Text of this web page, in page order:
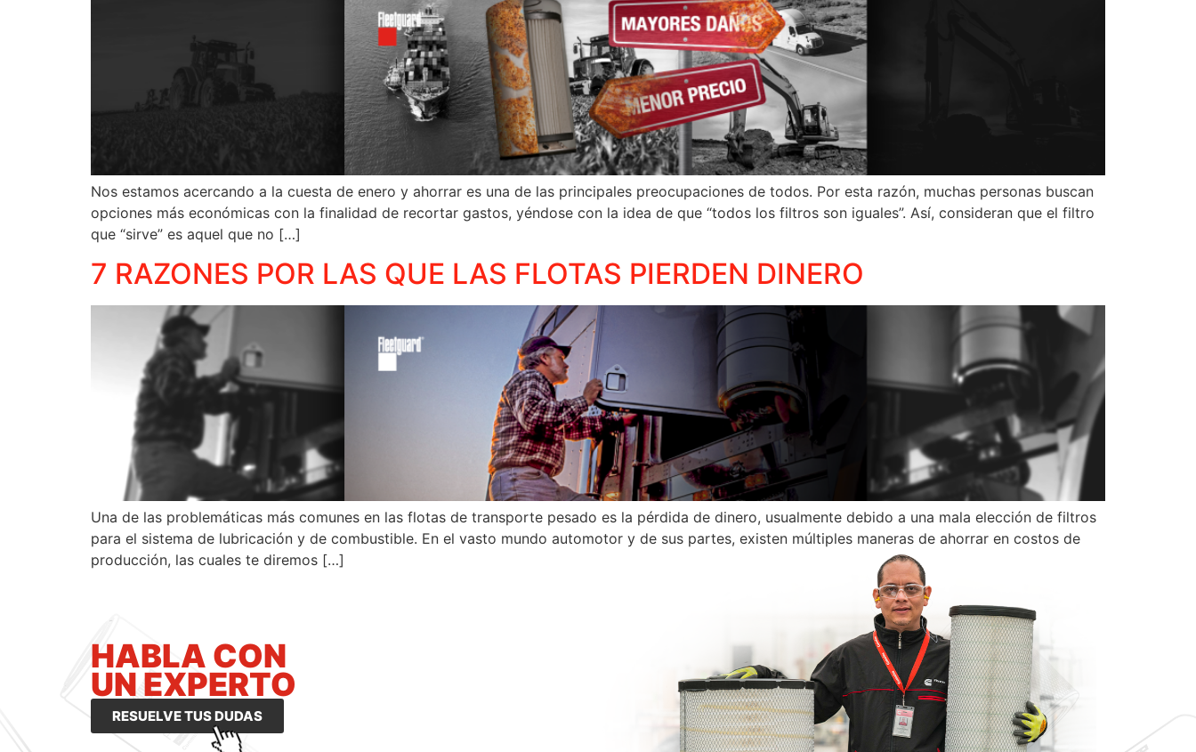
Nos estamos acercando a la cuesta de enero y ahorrar es una de las principales preocupaciones de todos. Por esta razón, muchas personas buscan
opciones más económicas con la finalidad de recortar gastos, yéndose con la idea de que “todos los filtros son iguales”. Así, consideran que el filtro
que “sirve” es aquel que no […]
7 RAZONES POR LAS QUE LAS FLOTAS PIERDEN DINERO
Una de las problemáticas más comunes en las flotas de transporte pesado es la pérdida de dinero, usualmente debido a una mala elección de filtros
para el sistema de lubricación y de combustible. En el vasto mundo automotor y de sus partes, existen múltiples maneras de ahorrar en costos de
producción, las cuales te diremos […]
HABLA CON
UN EXPERTO
RESUELVE TUS DUDAS